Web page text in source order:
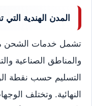
المدن الهندية
تشمل خدمات الشحن
والمناطق الصناعية
التسليم حسب نقطة
النهائية. وتختلف